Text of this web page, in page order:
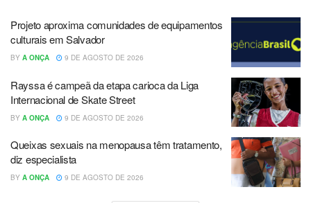
Projeto aproxima comunidades de equipamentos
culturais em Salvador
BY A ONÇA 9 DE AGOSTO DE 2026
Rayssa é campeã da etapa carioca da Liga
Internacional de Skate Street
BY A ONÇA 9 DE AGOSTO DE 2026
Queixas sexuais na menopausa têm tratamento,
diz especialista
BY A ONÇA 9 DE AGOSTO DE 2026